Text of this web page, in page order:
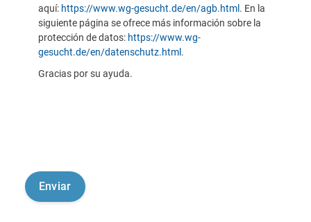
aquí: https://www.wg-gesucht.de/en/agb.html . En la
siguiente página se ofrece más información sobre la
protección de datos: https://www.wg-
gesucht.de/en/datenschutz.html .
Gracias por su ayuda.